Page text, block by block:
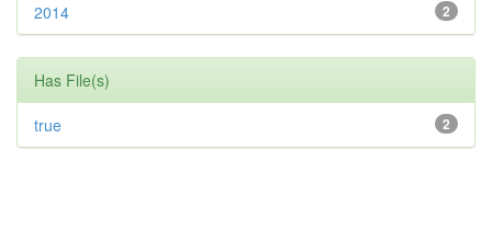
2
2014
Has File(s)
2
true